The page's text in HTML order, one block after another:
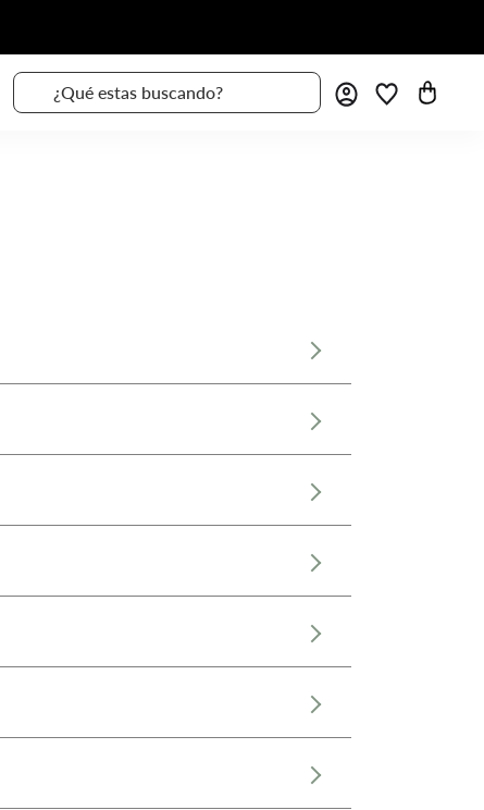
¿Qué estas buscando?